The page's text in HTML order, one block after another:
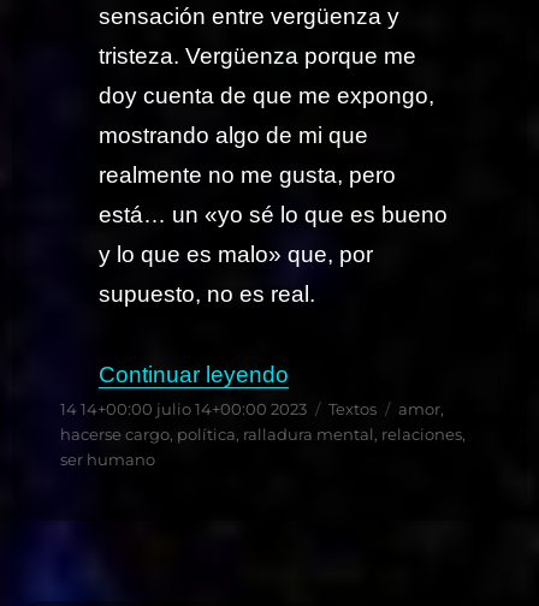
sensación entre vergüenza y
tristeza. Vergüenza porque me
doy cuenta de que me expongo,
mostrando algo de mi que
realmente no me gusta, pero
está… un «yo sé lo que es bueno
y lo que es malo» que, por
supuesto, no es real.
Continuar leyendo
Publicado
el
14 14+00:00 julio 14+00:00 2023 Categorías
Textos Etiquetas
amor
hacerse cargo, política ralladura mental relaciones,
ser humano